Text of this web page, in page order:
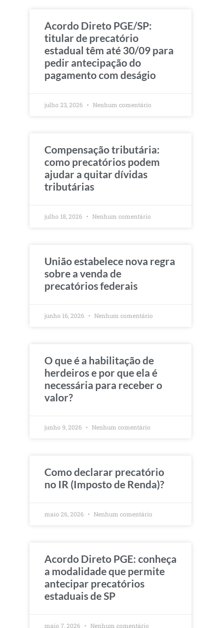
Acordo Direto PGE/SP:
titular de precatório
estadual têm até 30/09 para
pedir antecipação do
pagamento com deságio
julho 23, 2026 Nenhum comentário
Compensação tributária:
como precatórios podem
ajudar a quitar dívidas
tributárias
julho 18, 2026 Nenhum comentário
União estabelece nova regra
sobre a venda de
precatórios federais
junho 16, 2026 Nenhum comentário
O que é a habilitação de
herdeiros e por que ela é
necessária para receber o
valor?
junho 9, 2026 Nenhum comentário
Como declarar precatório
no IR (Imposto de Renda)?
maio 26, 2026 Nenhum comentário
Acordo Direto PGE: conheça
a modalidade que permite
antecipar precatórios
estaduais de SP
maio 7, 2026 Nenhum comentário